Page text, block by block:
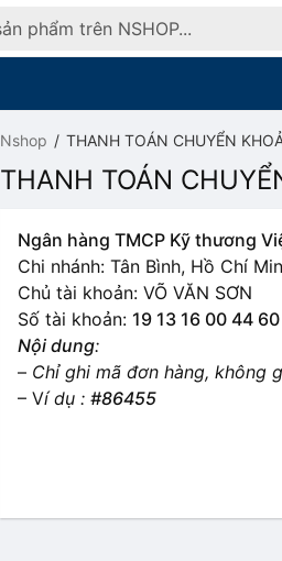
Nshop THANH TOÁN CHUYỂN
THANH TOÁN
Ngân hàng TMCP Kỹ thương
Chi nhánh: Tân Bình, Hồ Chí
Chủ tài khoản: VÕ VĂN SƠN
Số tài khoản: 19 13 16 00 44
Nội dung:
– Chỉ ghi mã đơn hàng, không
– Ví dụ : #86455